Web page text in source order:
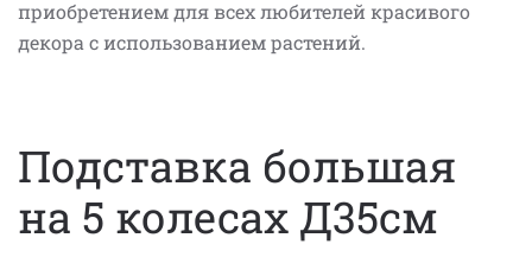
приобретением для всех любителей красивого
декора с использованием растений.
Подставка большая
на 5 колесах Д35см